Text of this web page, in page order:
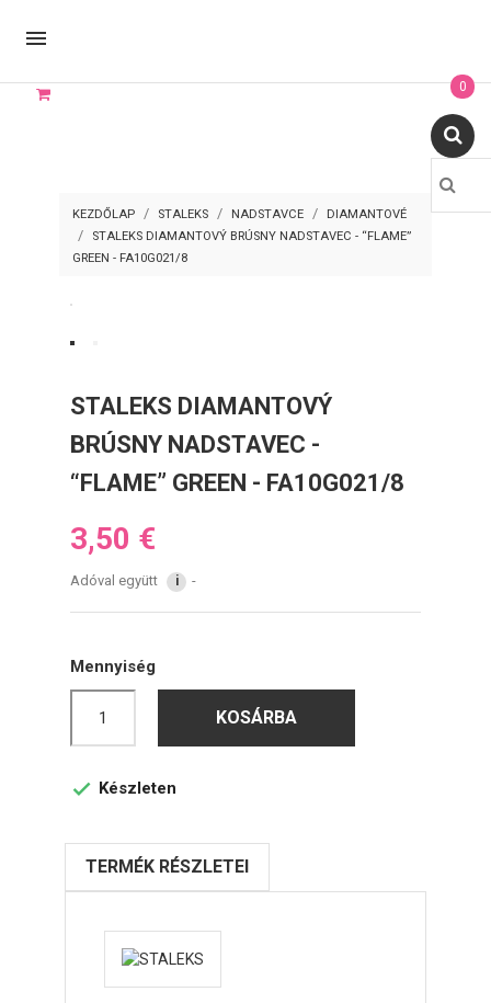

0
KEZDŐLAP STALEKS NADSTAVCE
DIAMANTOVÉ
STALEKS DIAMANTOVÝ BRÚSNY NADSTAVEC - “FLAME”
GREEN - FA10G021/8
STALEKS DIAMANTOVÝ
BRÚSNY NADSTAVEC -
“FLAME” GREEN - FA10G021/8
3,50 €
Adóval együtt i
Mennyiség
KOSÁRBA
 Készleten
TERMÉK RÉSZLETEI